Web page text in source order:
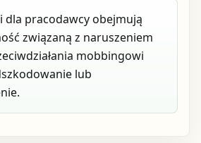
dla pracodawcy obejmują
związaną z naruszeniem
mobbingowi
lub